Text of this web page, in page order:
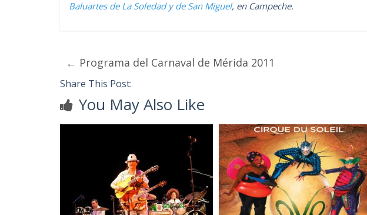
Baluartes de La Soledad y de San Miguel, en Campeche.
← Programa del Carnaval de Mérida 2011
Share This Post:
You May Also Like